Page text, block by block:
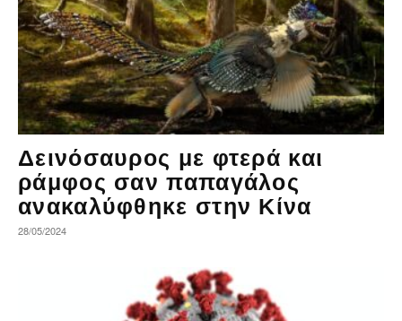
Δεινόσαυρος με φτερά και
ράμφος σαν παπαγάλος
ανακαλύφθηκε στην Κίνα
28/05/2024